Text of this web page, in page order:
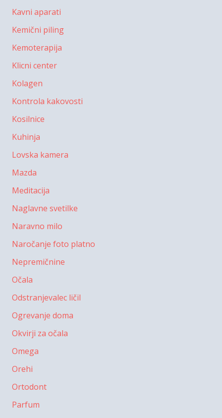
Kavni aparati
Kemični piling
Kemoterapija
Klicni center
Kolagen
Kontrola kakovosti
Kosilnice
Kuhinja
Lovska kamera
Mazda
Meditacija
Naglavne svetilke
Naravno milo
Naročanje foto platno
Nepremičnine
Očala
Odstranjevalec ličil
Ogrevanje doma
Okvirji za očala
Omega
Orehi
Ortodont
Parfum